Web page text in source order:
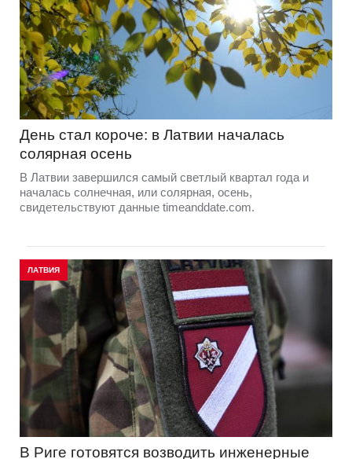
День стал короче: в Латвии началась
солярная осень
В Латвии завершился самый светлый квартал года и
началась солнечная, или солярная, осень,
свидетельствуют данные timeanddate.com.
ЛАТВИЯ
В Риге готовятся возводить инженерные